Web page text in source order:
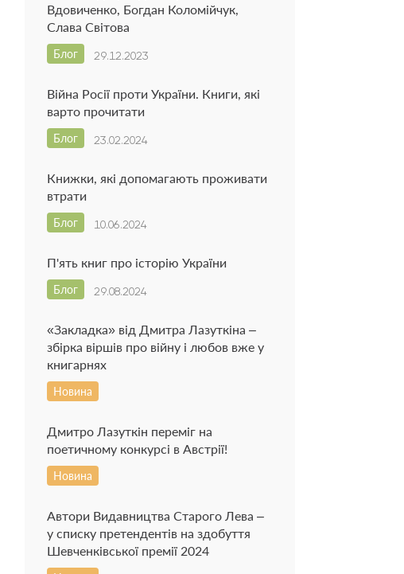
Вдовиченко, Богдан Коломійчук,
Слава Світова
29.12.2023
Блог
Війна Росії проти України. Книги, які
варто прочитати
23.02.2024
Блог
Книжки, які допомагають проживати
втрати
10.06.2024
Блог
П'ять книг про історію України
29.08.2024
Блог
«Закладка» від Дмитра Лазуткіна –
збірка віршів про війну і любов вже у
книгарнях
Новина
Дмитро Лазуткін переміг на
поетичному конкурсі в Австрії!
Новина
Автори Видавництва Старого Лева –
у списку претендентів на здобуття
Шевченківської премії 2024